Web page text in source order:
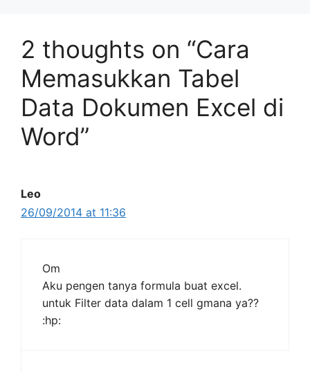
2 thoughts on “Cara
Memasukkan Tabel
Data Dokumen Excel di
Word”
Leo
26/09/2014 at 11:36
Om
Aku pengen tanya formula buat excel.
untuk Filter data dalam 1 cell gmana ya??
:hp: